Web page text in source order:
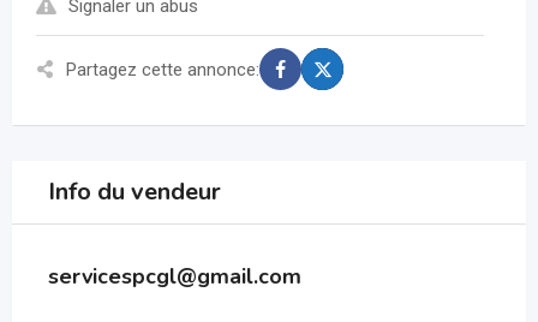
Signaler un abus
Partagez cette annonce:
Info du vendeur
servicespcgl@gmail.com